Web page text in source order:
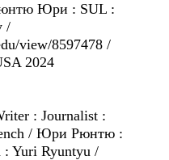
Юри : SUL :
/
view/8597478 /
2024
: Journalist :
/ Юри Рюнтю :
: Yuri Ryuntyu /